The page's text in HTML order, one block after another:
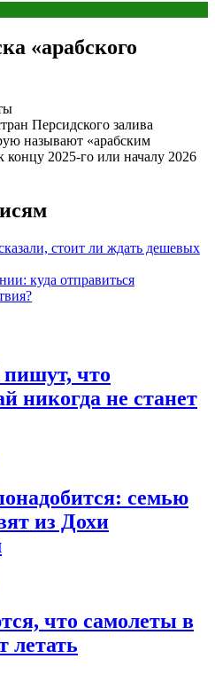
«арабского
Персидского залива
называют «арабским
концу 2025-го или началу 2026
стоит ли ждать дешевых
куда отправиться
что
никогда не станет
семью
из Дохи
что самолеты в
летать